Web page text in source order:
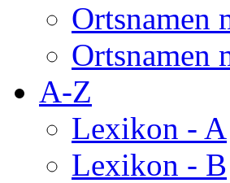
Ortsnamen
Ortsnamen
A-Z
Lexikon - A
Lexikon - B